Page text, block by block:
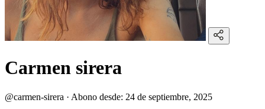
Carmen sirera
@carmen-sirera · Abono desde: 24 de septiembre, 2025